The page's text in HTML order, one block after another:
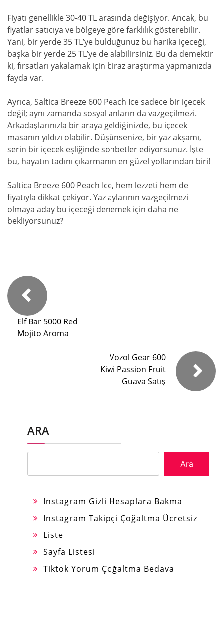
Fiyatı genellikle 30-40 TL arasında değişiyor. Ancak, bu
fiyatlar satıcıya ve bölgeye göre farklılık gösterebilir.
Yani, bir yerde 35 TL’ye bulduğunuz bu harika içeceği,
başka bir yerde 25 TL’ye de alabilirsiniz. Bu da demektir
ki, fırsatları yakalamak için biraz araştırma yapmanızda
fayda var.
Ayrıca, Saltica Breeze 600 Peach Ice sadece bir içecek
değil; aynı zamanda sosyal anların da vazgeçilmezi.
Arkadaşlarınızla bir araya geldiğinizde, bu içecek
masanın yıldızı olabilir. Düşünsenize, bir yaz akşamı,
serin bir içecek eşliğinde sohbetler ediyorsunuz. İşte
bu, hayatın tadını çıkarmanın en güzel yollarından biri!
Saltica Breeze 600 Peach Ice, hem lezzeti hem de
fiyatıyla dikkat çekiyor. Yaz aylarının vazgeçilmezi
olmaya aday bu içeceği denemek için daha ne
bekliyorsunuz?
Elf Bar 5000 Red
Mojito Aroma
Vozol Gear 600
Kiwi Passion Fruit
Guava Satış
ARA
Ara
Instagram Gizli Hesaplara Bakma
Instagram Takipçi Çoğaltma Ücretsiz
Liste
Sayfa Listesi
Tiktok Yorum Çoğaltma Bedava